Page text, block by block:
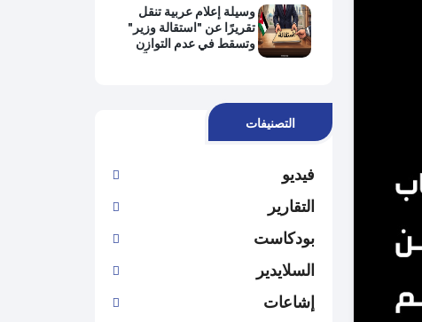
وسيلة إعلام عربية تنقل
تقريرًا عن "استقالة وزير"
وتسقط في عدم التوازن
التصنيفات
فيديو
التقارير
بودكاست
السلايدير
إشاعات